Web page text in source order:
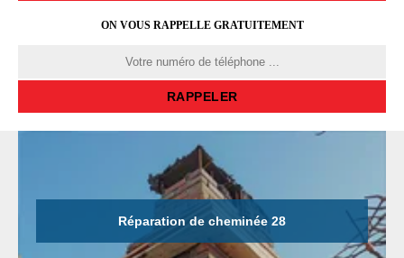
ON VOUS RAPPELLE GRATUITEMENT
Réparation de cheminée 28